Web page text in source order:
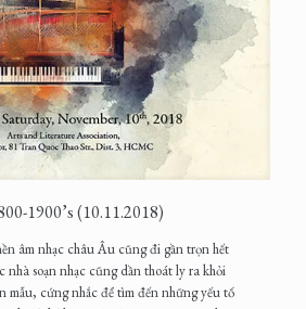
1900’s (10.11.2018)
âm nhạc châu Âu cũng đi gần trọn hết
nhà soạn nhạc cũng dần thoát ly ra khỏi
mẫu, cứng nhắc để tìm đến những yếu tố